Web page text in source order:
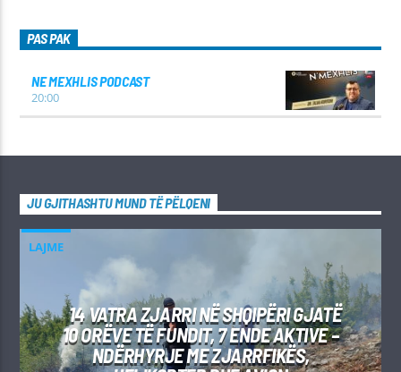
PAS PAK
NE MEXHLIS PODCAST
20:00
JU GJITHASHTU MUND TË PËLQENI
LAJME
14 VATRA ZJARRI NË SHQIPËRI GJATË
10 ORËVE TË FUNDIT, 7 ENDE AKTIVE –
NDËRHYRJE ME ZJARRFIKËS,